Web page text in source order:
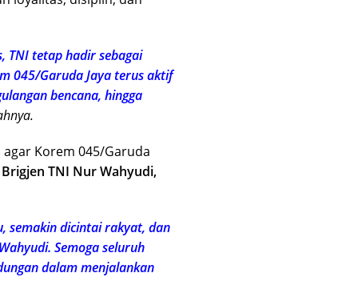
TNI tetap hadir sebagai
045/Garuda Jaya terus aktif
bencana, hingga
Korem 045/Garuda
Brigjen TNI Nur Wahyudi,
semakin dicintai rakyat, dan
Semoga seluruh
dalam menjalankan